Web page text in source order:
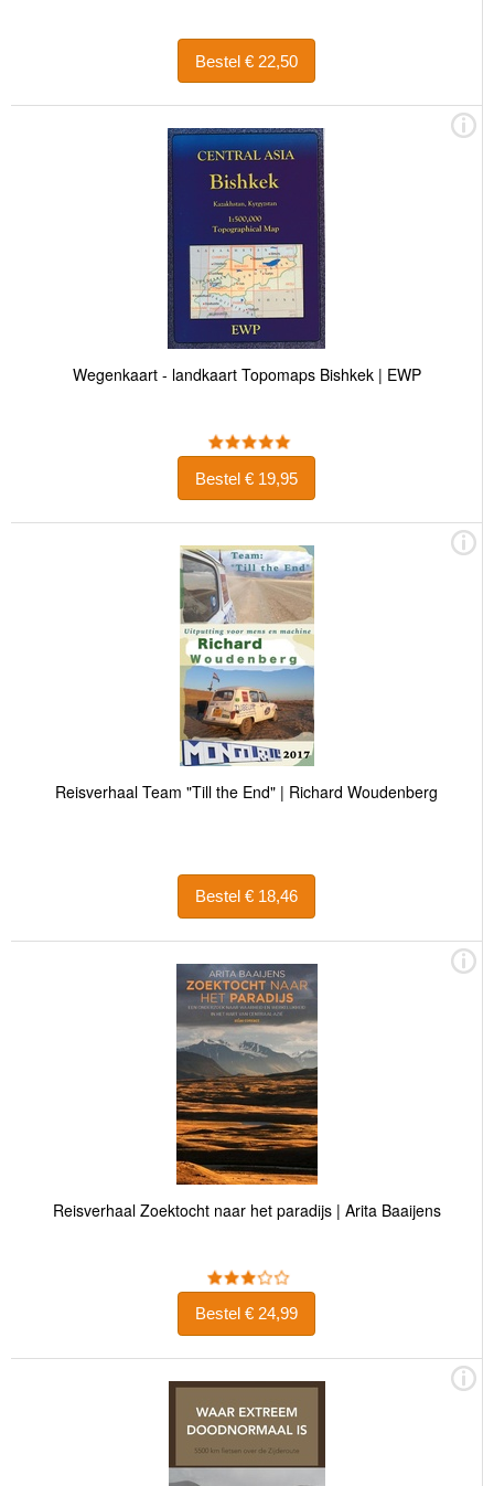
Bestel € 22,50
Wegenkaart - landkaart Topomaps Bishkek | EWP
Bestel € 19,95
Reisverhaal Team "Till the End" | Richard Woudenberg
Bestel € 18,46
Reisverhaal Zoektocht naar het paradijs | Arita Baaijens
Bestel € 24,99